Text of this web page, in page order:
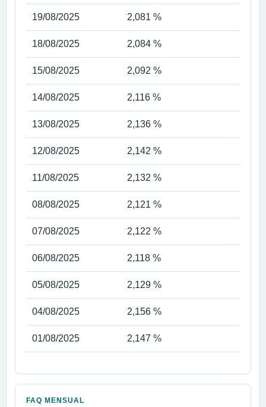
19/08/2025 2,081 %
18/08/2025 2,084 %
15/08/2025 2,092 %
14/08/2025 2,116 %
13/08/2025 2,136 %
12/08/2025 2,142 %
11/08/2025 2,132 %
08/08/2025 2,121 %
07/08/2025 2,122 %
06/08/2025 2,118 %
05/08/2025 2,129 %
04/08/2025 2,156 %
01/08/2025 2,147 %
FAQ MENSUAL